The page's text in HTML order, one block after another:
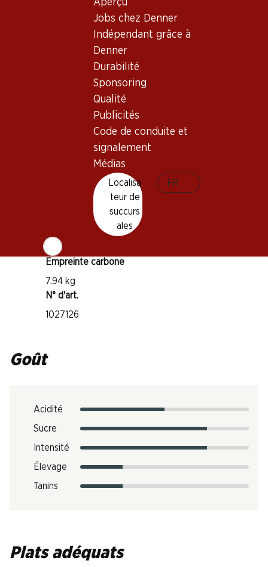
Aperçu
Jobs chez Denner
Indépendant grâce à
Denner
Durabilité
Sponsoring
Qualité
Publicités
Code de conduite et
signalement
Médias
Localisa
teur de
succurs
ales
FR
Bon à savoir
Cabernet Sauvignon
Température de dégustation
10–12 °C
Empreinte carbone
7.94 kg
N° d'art.
1027126
Goût
Acidité
Sucre
Intensité
Élevage
Tanins
Plats adéquats